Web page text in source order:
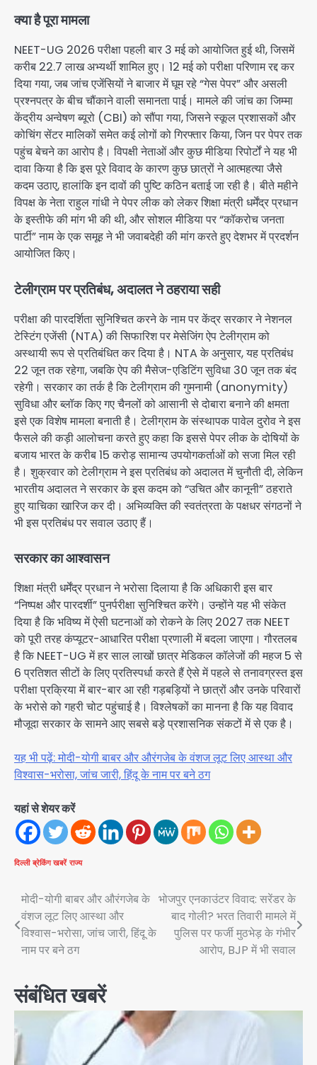
क्या है पूरा मामला
NEET-UG 2026 परीक्षा पहली बार 3 मई को आयोजित हुई थी, जिसमें
करीब 22.7 लाख अभ्यर्थी शामिल हुए। 12 मई को परीक्षा परिणाम रद्द कर
दिया गया, जब जांच एजेंसियों ने बाजार में घूम रहे “गेस पेपर” और असली
प्रश्नपत्र के बीच चौंकाने वाली समानता पाई। मामले की जांच का जिम्मा
केंद्रीय अन्वेषण ब्यूरो (CBI) को सौंपा गया, जिसने स्कूल प्रशासकों और
कोचिंग सेंटर मालिकों समेत कई लोगों को गिरफ्तार किया, जिन पर पेपर तक
पहुंच बेचने का आरोप है। विपक्षी नेताओं और कुछ मीडिया रिपोर्टों ने यह भी
दावा किया है कि इस पूरे विवाद के कारण कुछ छात्रों ने आत्महत्या जैसे
कदम उठाए, हालांकि इन दावों की पुष्टि कठिन बताई जा रही है। बीते महीने
विपक्ष के नेता राहुल गांधी ने पेपर लीक को लेकर शिक्षा मंत्री धर्मेंद्र प्रधान
के इस्तीफे की मांग भी की थी, और सोशल मीडिया पर “कॉकरोच जनता
पार्टी” नाम के एक समूह ने भी जवाबदेही की मांग करते हुए देशभर में प्रदर्शन
आयोजित किए।
टेलीग्राम पर प्रतिबंध, अदालत ने ठहराया सही
परीक्षा की पारदर्शिता सुनिश्चित करने के नाम पर केंद्र सरकार ने नेशनल
टेस्टिंग एजेंसी (NTA) की सिफारिश पर मेसेजिंग ऐप टेलीग्राम को
अस्थायी रूप से प्रतिबंधित कर दिया है। NTA के अनुसार, यह प्रतिबंध
22 जून तक रहेगा, जबकि ऐप की मैसेज-एडिटिंग सुविधा 30 जून तक बंद
रहेगी। सरकार का तर्क है कि टेलीग्राम की गुमनामी (anonymity)
सुविधा और ब्लॉक किए गए चैनलों को आसानी से दोबारा बनाने की क्षमता
इसे एक विशेष मामला बनाती है। टेलीग्राम के संस्थापक पावेल दुरोव ने इस
फैसले की कड़ी आलोचना करते हुए कहा कि इससे पेपर लीक के दोषियों के
बजाय भारत के करीब 15 करोड़ सामान्य उपयोगकर्ताओं को सजा मिल रही
है। शुक्रवार को टेलीग्राम ने इस प्रतिबंध को अदालत में चुनौती दी, लेकिन
भारतीय अदालत ने सरकार के इस कदम को “उचित और कानूनी” ठहराते
हुए याचिका खारिज कर दी। अभिव्यक्ति की स्वतंत्रता के पक्षधर संगठनों ने
भी इस प्रतिबंध पर सवाल उठाए हैं।
सरकार का आश्वासन
शिक्षा मंत्री धर्मेंद्र प्रधान ने भरोसा दिलाया है कि अधिकारी इस बार
“निष्पक्ष और पारदर्शी” पुनर्परीक्षा सुनिश्चित करेंगे। उन्होंने यह भी संकेत
दिया है कि भविष्य में ऐसी घटनाओं को रोकने के लिए 2027 तक NEET
को पूरी तरह कंप्यूटर-आधारित परीक्षा प्रणाली में बदला जाएगा। गौरतलब
है कि NEET-UG में हर साल लाखों छात्र मेडिकल कॉलेजों की महज 5 से
6 प्रतिशत सीटों के लिए प्रतिस्पर्धा करते हैं ऐसे में पहले से तनावग्रस्त इस
परीक्षा प्रक्रिया में बार-बार आ रही गड़बड़ियों ने छात्रों और उनके परिवारों
के भरोसे को गहरी चोट पहुंचाई है। विश्लेषकों का मानना है कि यह विवाद
मौजूदा सरकार के सामने आए सबसे बड़े प्रशासनिक संकटों में से एक है।
यह भी पढ़ें: मोदी-योगी बाबर और औरंगजेब के वंशज लूट लिए आस्था और
विश्वास-भरोसा, जांच जारी, हिंदू के नाम पर बने ठग
यहां से शेयर करें
दिल्ली ब्रेकिंग खबरें राज्य
Post
navigation
मोदी-योगी बाबर और औरंगजेब के
वंशज लूट लिए आस्था और
विश्वास-भरोसा, जांच जारी, हिंदू के
नाम पर बने ठग
भोजपुर एनकाउंटर विवाद: सरेंडर के
बाद गोली? भरत तिवारी मामले में
पुलिस पर फर्जी मुठभेड़ के गंभीर
आरोप, BJP में भी सवाल
संबंधित खबरें